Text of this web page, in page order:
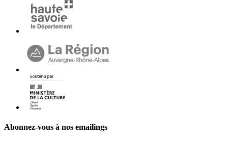
Abonnez-vous à nos emailings